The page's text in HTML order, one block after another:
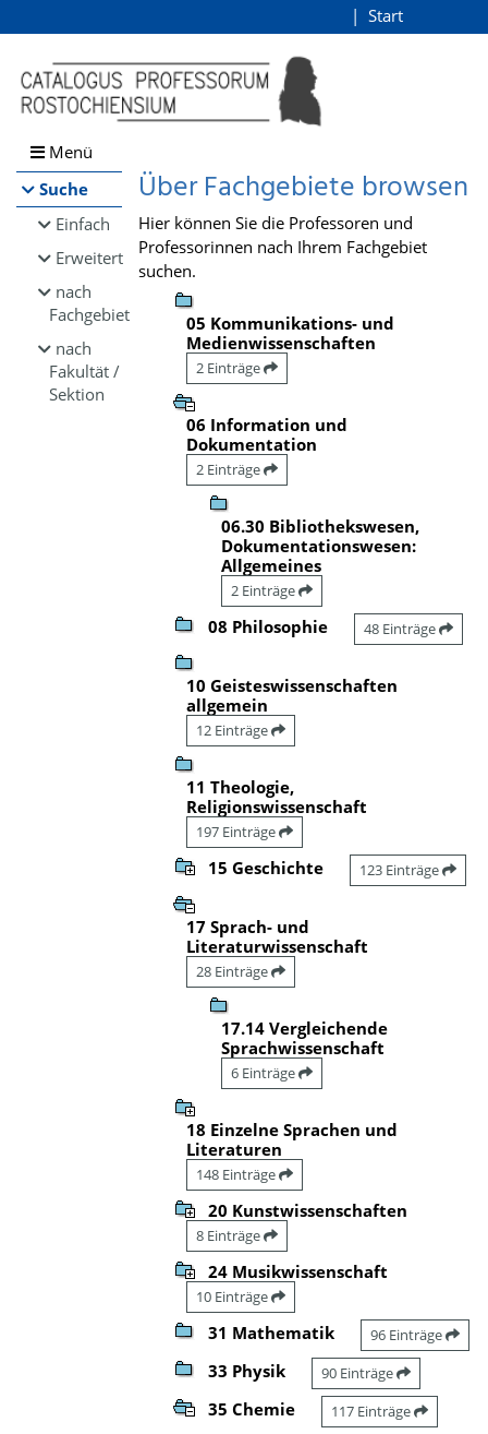
Browsen
direkt zum Inhalt
Start
Menü
Suche
Einfach
Erweitert
nach
Fachgebiet
nach
Fakultät /
Sektion
Über Fachgebiete browsen
Hier können Sie die Professoren und
Professorinnen nach Ihrem Fachgebiet
suchen.
05 Kommunikations- und
Medienwissenschaften
2 Einträge
06 Information und
Dokumentation
2 Einträge
06.30 Bibliothekswesen,
Dokumentationswesen:
Allgemeines
2 Einträge
08 Philosophie 48 Einträge
10 Geisteswissenschaften
allgemein
12 Einträge
11 Theologie,
Religionswissenschaft
197 Einträge
15 Geschichte 123 Einträge
17 Sprach- und
Literaturwissenschaft
28 Einträge
17.14 Vergleichende
Sprachwissenschaft
6 Einträge
18 Einzelne Sprachen und
Literaturen
148 Einträge
20 Kunstwissenschaften
8 Einträge
24 Musikwissenschaft
10 Einträge
31 Mathematik 96 Einträge
33 Physik 90 Einträge
35 Chemie 117 Einträge